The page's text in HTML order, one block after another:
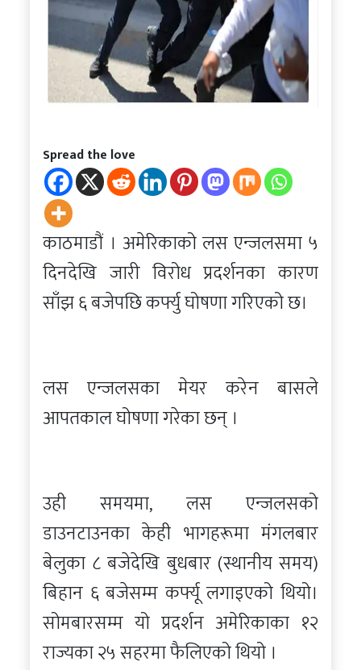
Spread the love
काठमाडौं । अमेरिकाको लस एन्जलसमा ५
दिनदेखि जारी विरोध प्रदर्शनका कारण
साँझ ६ बजेपछि कर्फ्यु घोषणा गरिएको छ।
लस एन्जलसका मेयर करेन बासले
आपतकाल घोषणा गरेका छन् ।
उही समयमा, लस एन्जलसको
डाउनटाउनका केही भागहरूमा मंगलबार
बेलुका ८ बजेदेखि बुधबार (स्थानीय समय)
बिहान ६ बजेसम्म कर्फ्यू लगाइएको थियो।
सोमबारसम्म यो प्रदर्शन अमेरिकाका १२
राज्यका २५ सहरमा फैलिएको थियो ।